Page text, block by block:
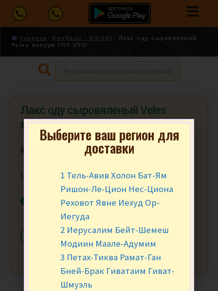
Главная Колбасы - נקניקים
Лакс оду сыровяленый
Veles вакуум קולט הודו
Лакс оду сыровяленый Veles
вакуум קולט הודו
₪ за 100 гр.
Цена за 100 гр. Мин. заказ от 300 гр. (3)
В наличии
+
Выберите ваш регион для
доставки
1 Тель-Авив Холон Бат-Ям
Ришон-Ле-Цион Нес-Циона
Реховот Явне Иехуд Ор-
Иегуда
2 Иерусалим Бейт-Шемеш
Модиин Маале-Адумим
3 Петах-Тиква Рамат-Ган
Бней-Брак Гиватаим Гиват-
Шмуэль